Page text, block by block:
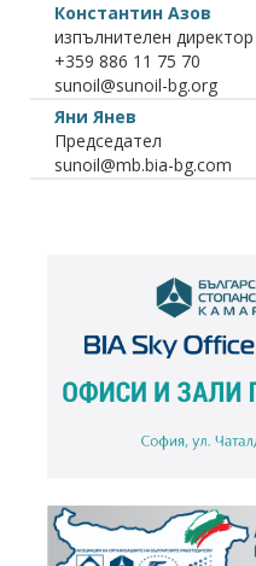
Константин Азов
изпълнителен директор
+359 886 11 75 70
Яни Янев
Председател